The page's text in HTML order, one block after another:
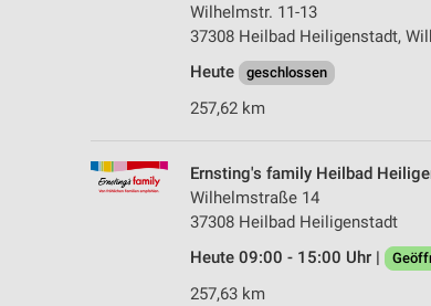
Wilhelmstr. 11-13
37308 Heilbad Heiligenstadt,
Heute
geschlossen
257,62 km
Ernsting's family Heilbad
Wilhelmstraße 14
37308 Heilbad Heiligenstadt
Heute 09:00 - 15:00 Uhr |
257,63 km